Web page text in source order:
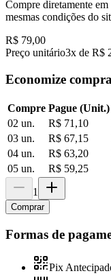
Compre diretamente
mesmas condições do
R$ 79,00
Preço unitário3x de R$
Economize
Compre Pague (Unit.)
02 un.
R$ 71,10
03 un.
R$ 67,15
04 un.
R$ 63,20
05 un.
R$ 59,25
1
Comprar
Formas de
Pix